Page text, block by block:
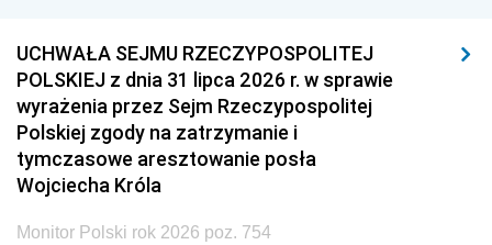
UCHWAŁA SEJMU RZECZYPOSPOLITEJ
POLSKIEJ z dnia 31 lipca 2026 r. w sprawie
wyrażenia przez Sejm Rzeczypospolitej
Polskiej zgody na zatrzymanie i
tymczasowe aresztowanie posła
Wojciecha Króla
Monitor Polski rok 2026 poz. 754